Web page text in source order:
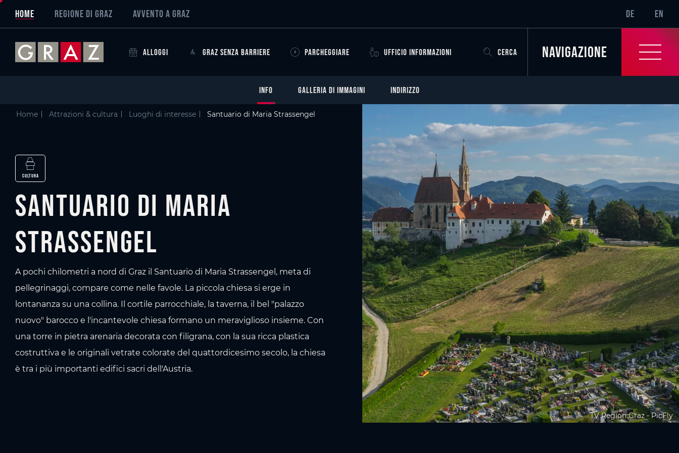
Skip to main content
Skip to table of contents
Skip to main navigation
Overview of All Content
Santuario di Maria Strassengel
Galleria di immagini
HOME REGIONE DI GRAZ AVVENTO A GRAZ SR-
DE EN
ALLOGGI GRAZ SENZA BARRIERE PARCHEGGIARE UFFICIO INFORMAZIONI CERCA Navigazione
INFO GALLERIA DI IMMAGINI INDIRIZZO
Home Attrazioni & cultura Luoghi di interesse Santuario di Maria Strassengel
CULTURA
Santuario di Maria
Strassengel
A pochi chilometri a nord di Graz il Santuario di Maria Strassengel, meta di
pellegrinaggi, compare come nelle favole. La piccola chiesa si erge in
lontananza su una collina. Il cortile parrocchiale, la taverna, il bel "palazzo
nuovo" barocco e l'incantevole chiesa formano un meraviglioso insieme. Con
una torre in pietra arenaria decorata con filigrana, con la sua ricca plastica
costruttiva e le originali vetrate colorate del quattordicesimo secolo, la chiesa
è tra i più importanti edifici sacri dell'Austria.
TV Region Graz - PicFly